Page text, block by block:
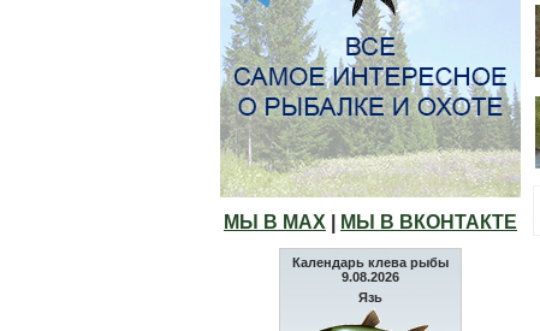
МЫ В МАХ МЫ В ВКОНТАКТЕ
Календарь клева рыбы
9.08.2026
Язь